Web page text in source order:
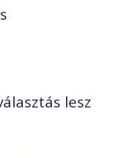
lesz